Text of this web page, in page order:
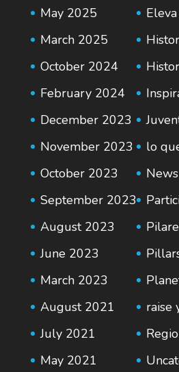
May 2025
March 2025
October 2024
February 2024
December 2023
November 2023
October 2023
September 2023
August 2023
June 2023
March 2023
August 2021
July 2021
May 2021
lo
raise